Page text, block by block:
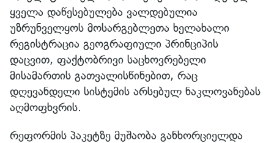
ყველა დაწესებულება ვალდებულია
უზრუნველყოს მოსარგებლეთა ხელახალი
რეგისტრაცია გეოგრაფიული პრინციპის
დაცვით, ფაქტობრივი საცხოვრებელი
მისამართის გათვალისწინებით, რაც
დღევანდელი სისტემის არსებულ ნაკლოვანებას
აღმოფხვრის.
რეფორმის პაკეტზე მუშაობა განხორციელდა